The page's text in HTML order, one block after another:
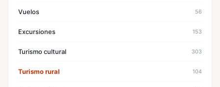
Vuelos 56
Excursiones 153
Turismo cultural 303
Turismo rural 104